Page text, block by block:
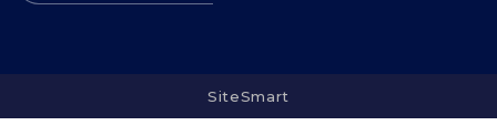
SiteSmart